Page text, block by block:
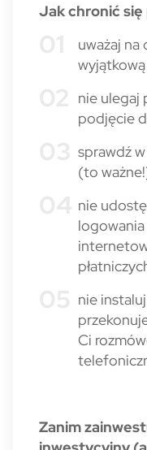
Jak chronić się
uważaj
nie ulegaj
podjęcie
sprawdź
(to
nie
nie
Ci
Zanim